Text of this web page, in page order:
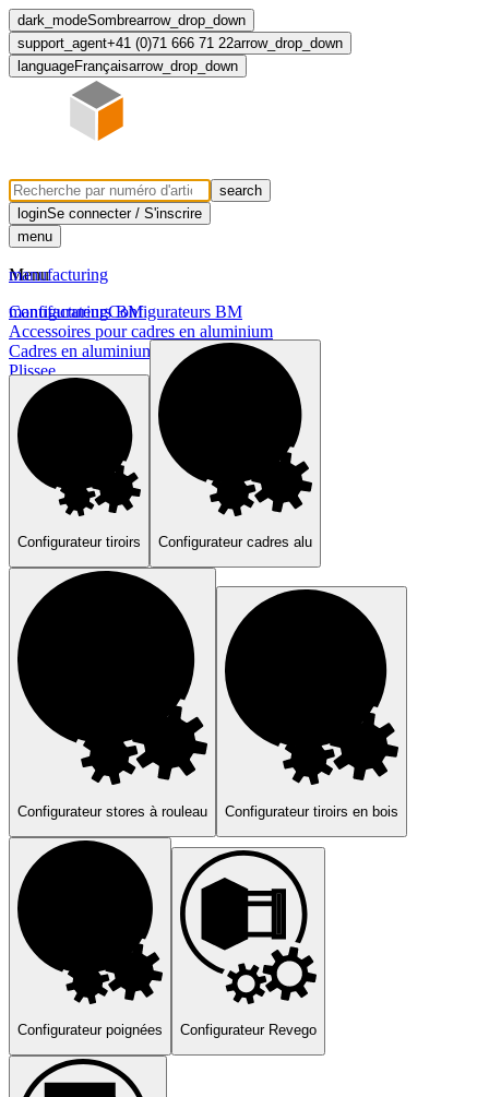
dark_modeSombrearrow_drop_down
support_agent+41 (0)71 666 71 22arrow_drop_down
languageFrançaisarrow_drop_down
search
loginSe connecter / S'inscrire
menu
Menu
manufacturingConfigurateurs BM
Accessoires pour cadres en aluminium
Cadres en aluminium
Plissee
chevron_right
Profil de meuble
Profil de poignée
Système de volet roulant
Tiroir en bois massif
Tiroirs prêts à l'emploi
computer light_mode
dark_mode
language Français
arrow_drop_down
manufacturing
Configurateurs BM
Configurateur tiroirs Configurateur cadres alu
Configurateur stores à rouleau Configurateur tiroirs en bois
Configurateur poignées Configurateur Revego